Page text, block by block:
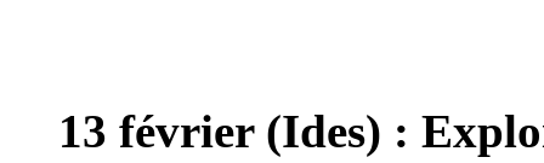
13 février (Ides) :